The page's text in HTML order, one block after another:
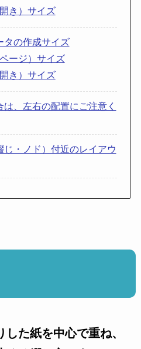
き）サイズ
タの作成サイズ
ージ）サイズ
き）サイズ
は、左右の配置にご注意く
・ノド）付近のレイアウ
た紙を中心で重ね、